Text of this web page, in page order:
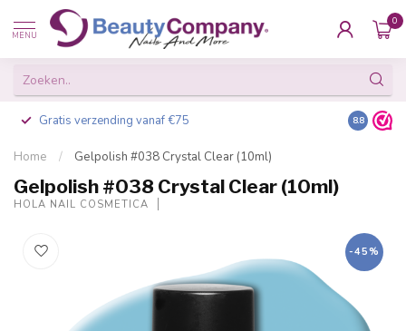
MENU
0
Gratis verzending vanaf €75 Besteld
8.8
Home / Gelpolish #038 Crystal Clear (10ml)
Gelpolish #038 Crystal Clear (10ml)
HOLA NAIL COSMETICA
-45%